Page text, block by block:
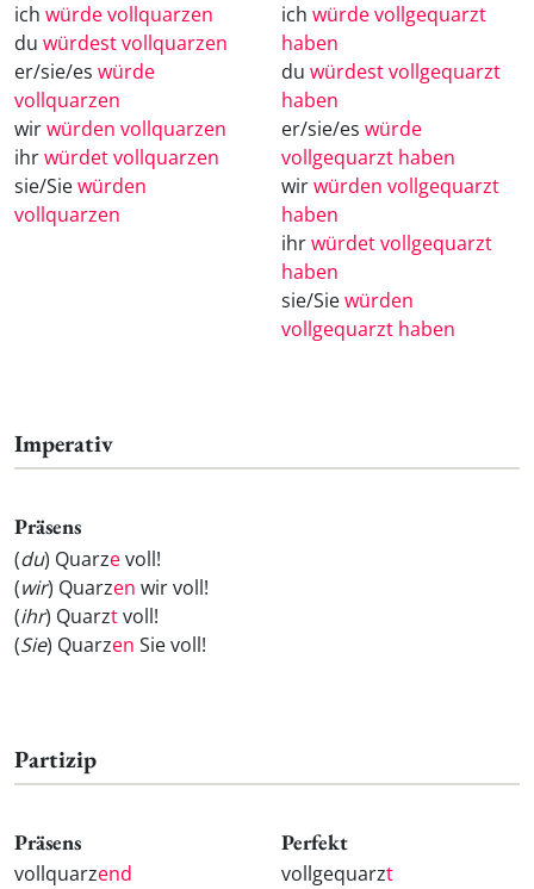
ich würde vollquarzen
du würdest vollquarzen
er/sie/es würde
vollquarzen
wirwürden vollquarzen
ihrwürdet vollquarzen
sie/Siewürden
vollquarzen
ich würde vollgequarzt
haben
du würdest vollgequarzt
haben
er/sie/es würde
vollgequarzt haben
wirwürden vollgequarzt
haben
ihrwürdet vollgequarzt
haben
sie/Siewürden
vollgequarzt haben
Imperativ
Präsens
(du) Quarzevoll!
(wir) Quarzen wir voll!
(ihr) Quarztvoll!
(Sie) Quarzen Sie voll!
Partizip
Präsens
vollquarzend
Perfekt
vollgequarzt